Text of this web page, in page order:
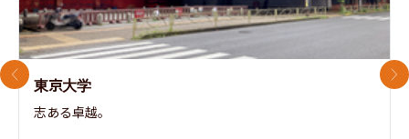
東京大学
志ある卓越。
前のスライド 次